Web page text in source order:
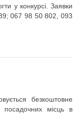
у конкурсі. Заявки
067 98 50 802, 093
безкоштовне
посадочних місць в